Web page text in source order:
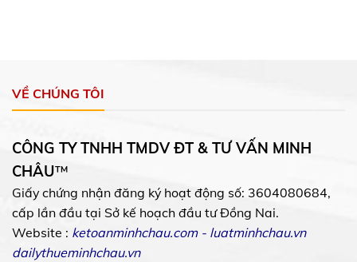
VỀ CHÚNG TÔI
CÔNG TY TNHH TMDV ĐT & TƯ VẤN MINH
CHÂU™
Giấy chứng nhận đăng ký hoạt động số: 3604080684,
cấp lần đầu tại Sở kế hoạch đầu tư Đồng Nai.
Website : ketoanminhchau.com- luatminhchau.vn
dailythueminhchau.vn